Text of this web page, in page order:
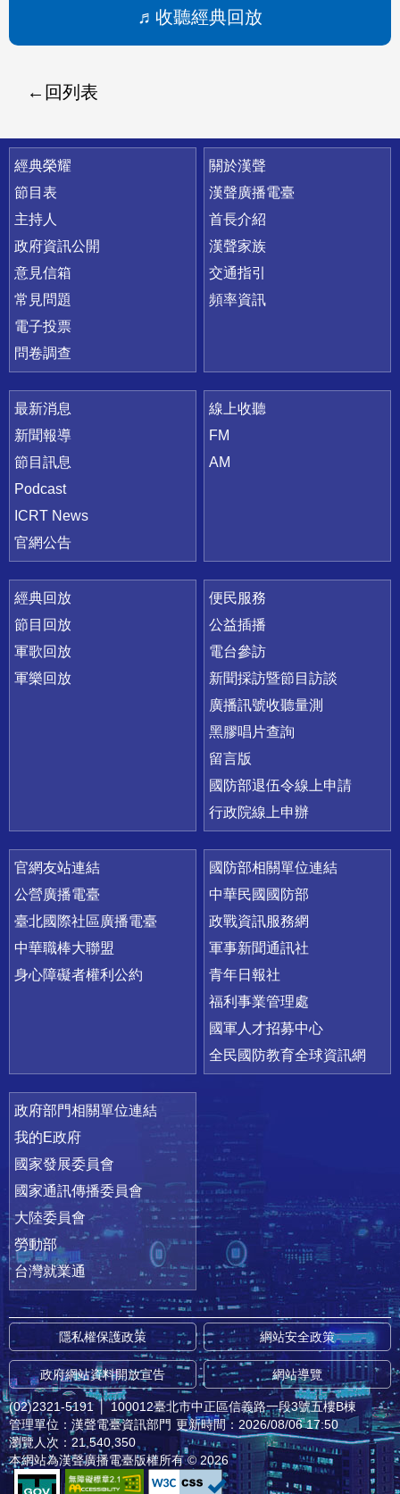
收聽經典回放
回列表
快速連結
經典榮耀
節目表
主持人
政府資訊公開
意見信箱
常見問題
電子投票
問卷調查
關於漢聲
漢聲廣播電臺
首長介紹
漢聲家族
交通指引
頻率資訊
最新消息
新聞報導
節目訊息
Podcast
ICRT News
官網公告
線上收聽
FM
AM
經典回放
節目回放
軍歌回放
軍樂回放
便民服務
公益插播
電台參訪
新聞採訪暨節目訪談
廣播訊號收聽量測
黑膠唱片查詢
留言版
國防部退伍令線上申請
行政院線上申辦
官網友站連結
公營廣播電臺
臺北國際社區廣播電臺
中華職棒大聯盟
身心障礙者權利公約
國防部相關單位連結
中華民國國防部
政戰資訊服務網
軍事新聞通訊社
青年日報社
福利事業管理處
國軍人才招募中心
全民國防教育全球資訊網
政府部門相關單位連結
我的E政府
國家發展委員會
國家通訊傳播委員會
大陸委員會
勞動部
台灣就業通
隱私權保護政策 網站安全政策
政府網站資料開放宣告 網站導覽
(02)2321-5191 │ 100012臺北市中正區信義路一段3號五樓B棟
管理單位：漢聲電臺資訊部門 更新時間：2026/08/06 17:50
瀏覽人次：21,540,350
本網站為漢聲廣播電臺版權所有 © 2026